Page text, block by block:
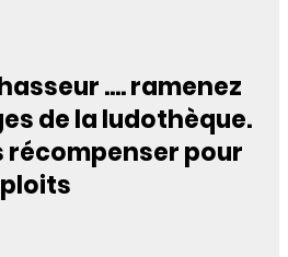
.... ramenez
de la ludothèque.
récompenser pour